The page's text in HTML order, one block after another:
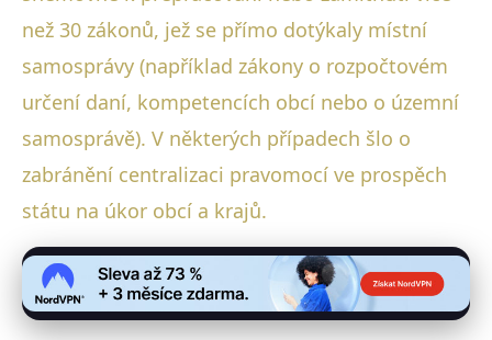
než 30 zákonů, jež se přímo dotýkaly místní
samosprávy (například zákony o rozpočtovém
určení daní, kompetencích obcí nebo o územní
samosprávě). V některých případech šlo o
zabránění centralizaci pravomocí ve prospěch
státu na úkor obcí a krajů.